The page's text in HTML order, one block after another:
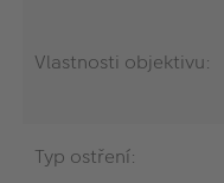
Vlastnosti objektivu:
Typ ostření: